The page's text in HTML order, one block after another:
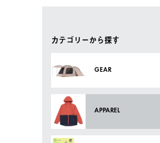
カテゴリーから探す
GEAR
APPAREL